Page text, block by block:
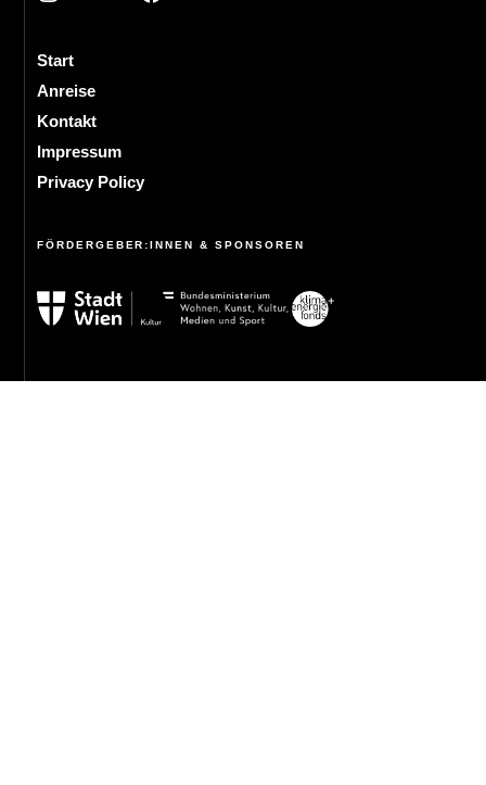
Start
Anreise
Kontakt
Impressum
Privacy Policy
FÖRDERGEBER:INNEN & SPONSOREN